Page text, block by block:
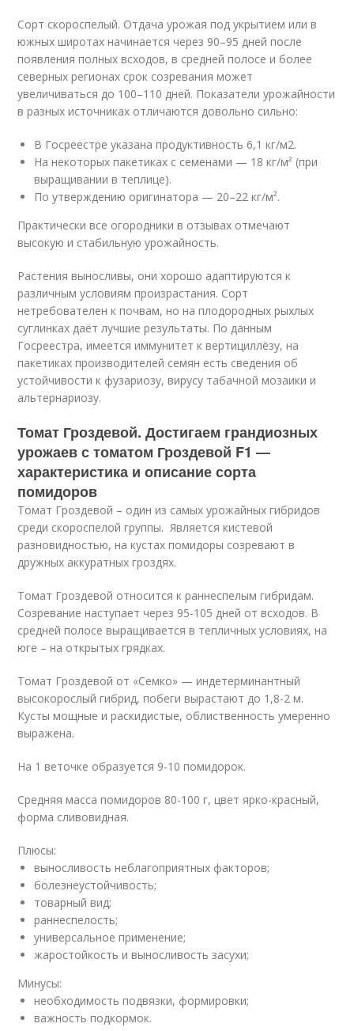
Сорт скороспелый. Отдача урожая под укрытием или в
южных широтах начинается через 90–95 дней после
появления полных всходов, в средней полосе и более
северных регионах срок созревания может
увеличиваться до 100–110 дней. Показатели урожайности
в разных источниках отличаются довольно сильно:
В Госреестре указана продуктивность 6,1 кг/м2.
На некоторых пакетиках с семенами — 18 кг/м² (при
выращивании в теплице).
По утверждению оригинатора — 20–22 кг/м².
Практически все огородники в отзывах отмечают
высокую и стабильную урожайность.
Растения выносливы, они хорошо адаптируются к
различным условиям произрастания. Сорт
нетребователен к почвам, но на плодородных рыхлых
суглинках даёт лучшие результаты. По данным
Госреестра, имеется иммунитет к вертициллёзу, на
пакетиках производителей семян есть сведения об
устойчивости к фузариозу, вирусу табачной мозаики и
альтернариозу.
Томат Гроздевой. Достигаем грандиозных
урожаев с томатом Гроздевой F1 —
характеристика и описание сорта
помидоров
Томат Гроздевой – один из самых урожайных гибридов
среди скороспелой группы. Является кистевой
разновидностью, на кустах помидоры созревают в
дружных аккуратных гроздях.
Томат Гроздевой относится к раннеспелым гибридам.
Созревание наступает через 95-105 дней от всходов. В
средней полосе выращивается в тепличных условиях, на
юге – на открытых грядках.
Томат Гроздевой от «Семко» — индетерминантный
высокорослый гибрид, побеги вырастают до 1,8-2 м.
Кусты мощные и раскидистые, облиственность умеренно
выражена.
На 1 веточке образуется 9-10 помидорок.
Средняя масса помидоров 80-100 г, цвет ярко-красный,
форма сливовидная.
Плюсы:
выносливость неблагоприятных факторов;
болезнеустойчивость;
товарный вид;
раннеспелость;
универсальное применение;
жаростойкость и выносливость засухи;
Минусы:
необходимость подвязки, формировки;
важность подкормок.